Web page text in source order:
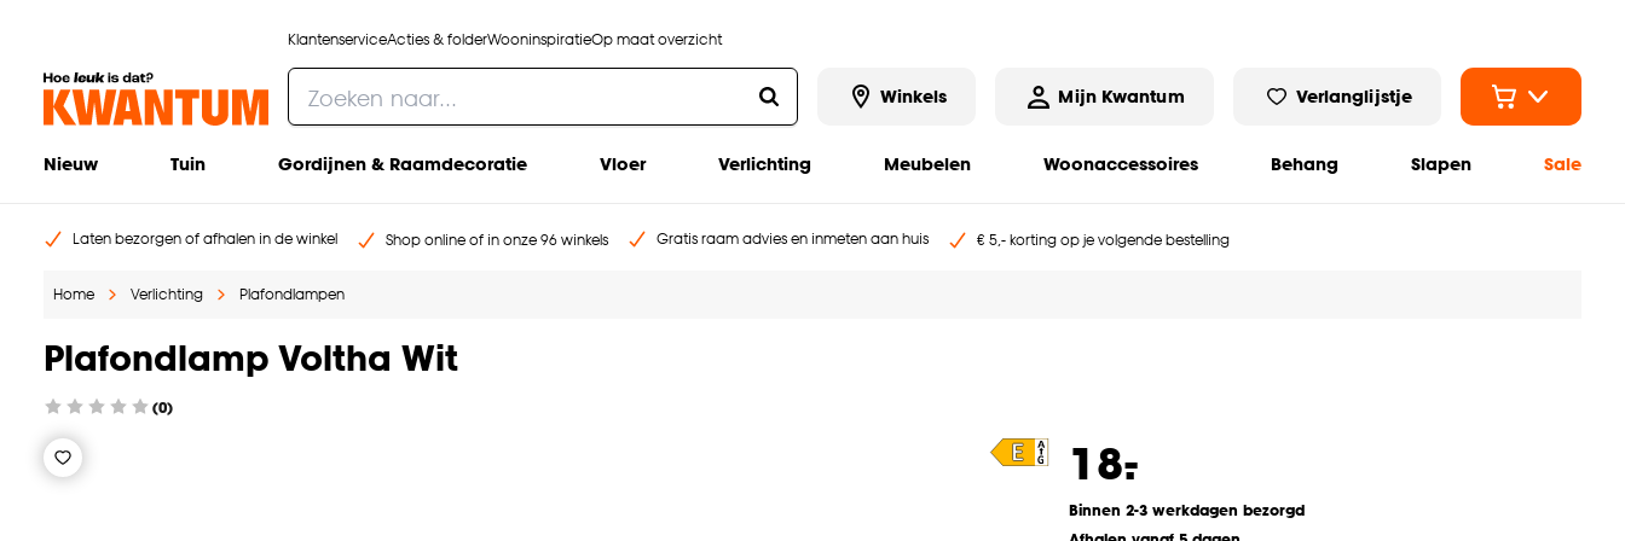
KlantenserviceActies & folderWooninspiratieOp maat overzicht
Winkels Mijn Kwantum Verlanglijstje
Nieuw Tuin Gordijnen & Raamdecoratie Vloer Verlichting Meubelen Woonaccessoires Behang Slapen Sale
Laten bezorgen of afhalen in de winkel Shop online of in onze 96 winkels Gratis raam advies en inmeten aan huis € 5,- korting op je volgende bestelling
Home Verlichting Plafondlampen
Plafondlamp Voltha Wit
(0)
18.
-
Binnen 2-3 werkdagen bezorgd